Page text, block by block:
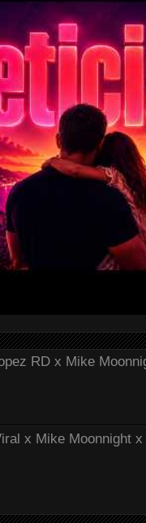
RD x Mike
x Mike Moonnight